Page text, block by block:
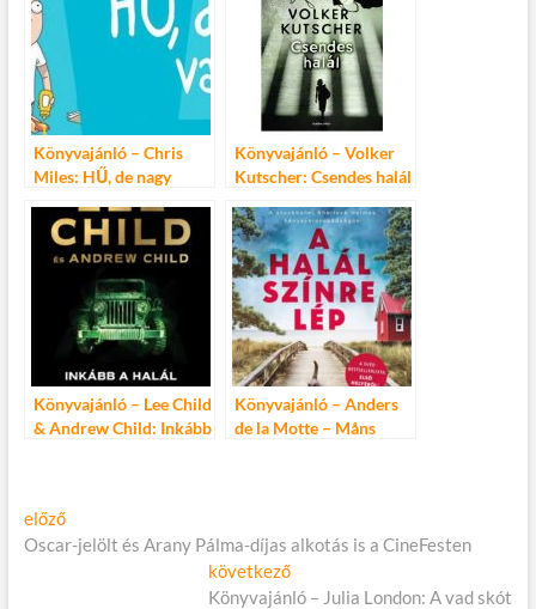
Könyvajánló – Chris
Miles: HŰ, de nagy
Könyvajánló – Volker
Kutscher: Csendes halál
Könyvajánló – Lee Child
& Andrew Child: Inkább
Könyvajánló – Anders
de la Motte – Måns
Bejegyzés
navigáció
előzőElőző
cikk:
Oscar-jelölt és Arany Pálma-díjas alkotás is a CineFesten
következőKövetkező
cikk:
Könyvajánló – Julia London: A vad skót